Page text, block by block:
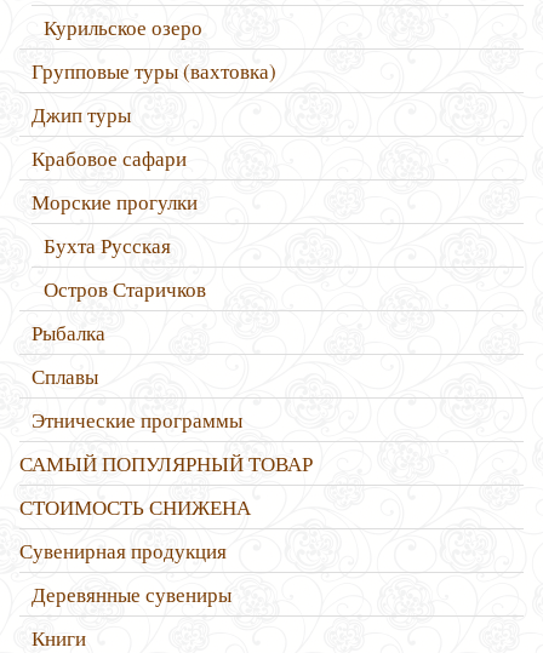
Курильское озеро
Групповые туры (вахтовка)
Джип туры
Крабовое сафари
Морские прогулки
Бухта Русская
Остров Старичков
Рыбалка
Сплавы
Этнические программы
САМЫЙ ПОПУЛЯРНЫЙ ТОВАР
СТОИМОСТЬ СНИЖЕНА
Сувенирная продукция
Деревянные сувениры
Книги